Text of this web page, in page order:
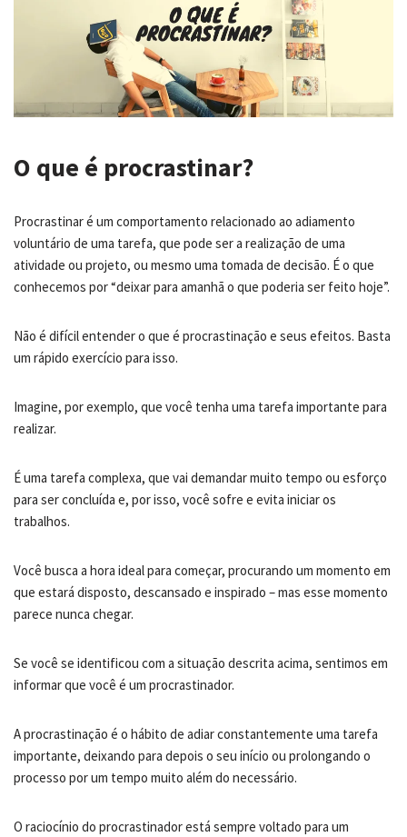
O que é procrastinar?
Procrastinar é um comportamento relacionado ao adiamento
voluntário de uma tarefa, que pode ser a realização de uma
atividade ou projeto, ou mesmo uma tomada de decisão. É o que
conhecemos por “deixar para amanhã o que poderia ser feito hoje”.
Não é difícil entender o que é procrastinação e seus efeitos. Basta
um rápido exercício para isso.
Imagine, por exemplo, que você tenha uma tarefa importante para
realizar.
É uma tarefa complexa, que vai demandar muito tempo ou esforço
para ser concluída e, por isso, você sofre e evita iniciar os
trabalhos.
Você busca a hora ideal para começar, procurando um momento em
que estará disposto, descansado e inspirado – mas esse momento
parece nunca chegar.
Se você se identificou com a situação descrita acima, sentimos em
informar que você é um procrastinador.
A procrastinação é o hábito de adiar constantemente uma tarefa
importante, deixando para depois o seu início ou prolongando o
processo por um tempo muito além do necessário.
O raciocínio do procrastinador está sempre voltado para um